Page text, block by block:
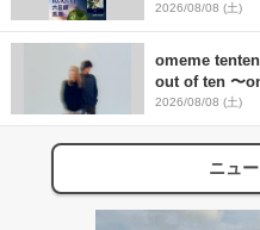
SCOOBIE DO
2026/08/08 (土)
omeme
out of ten 〜
2026/08/08 (土)
ニュ